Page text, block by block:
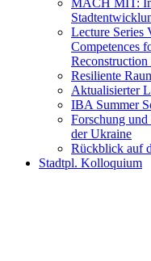
MACH MIT:
Lecture Series
Competences
Resiliente
Aktualisierter
IBA Summer
Forschung und
der Ukraine
Rückblick auf
Stadtpl. Kolloquium